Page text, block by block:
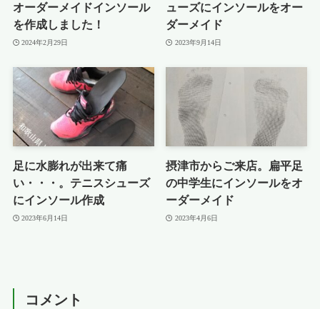
オーダーメイドインソール
を作成しました！
2024年2月29日
ューズにインソールをオー
ダーメイド
2023年9月14日
足に水膨れが出来て痛
い・・・。テニスシューズ
にインソール作成
2023年6月14日
摂津市からご来店。扁平足
の中学生にインソールをオ
ーダーメイド
2023年4月6日
コメント